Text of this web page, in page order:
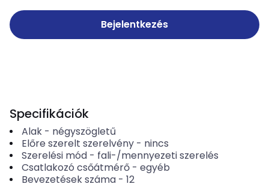
Bejelentkezés
Specifikációk
Alak- négyszögletű
Előre szerelt szerelvény- nincs
Szerelési mód- fali-/mennyezeti szerelés
Csatlakozó csőátmérő- egyéb
Bevezetések száma- 12